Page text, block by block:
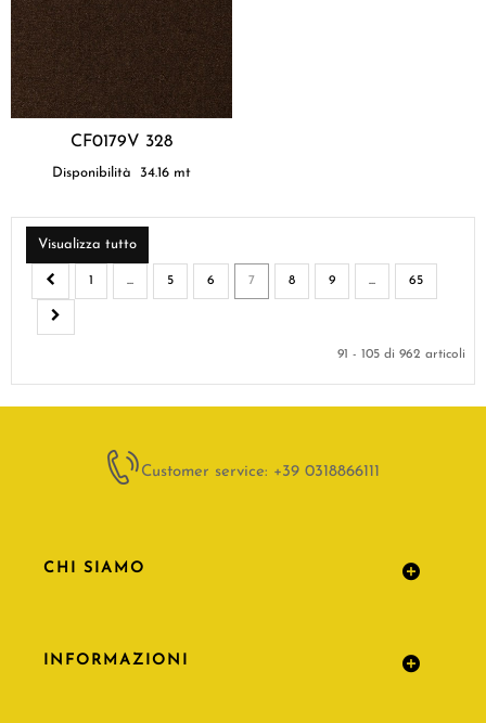
CF0179V 328
Disponibilità 34.16 mt
Visualizza tutto
1 ... 5 6 7 8 9 ... 65
91 - 105 di 962 articoli
Customer service: +39 0318866111
CHI SIAMO
INFORMAZIONI